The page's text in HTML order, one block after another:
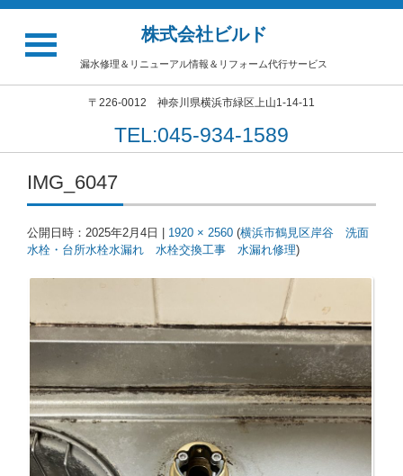
株式会社ビルド
漏水修理＆リニューアル情報＆リフォーム代行サービス
〒226-0012 神奈川県横浜市緑区上山1-14-11
TEL:045-934-1589
IMG_6047
公開日時： 2025年2月4日 1920 × 2560 (横浜市鶴見区岸谷 洗面
水栓・台所水栓水漏れ 水栓交換工事 水漏れ修理)